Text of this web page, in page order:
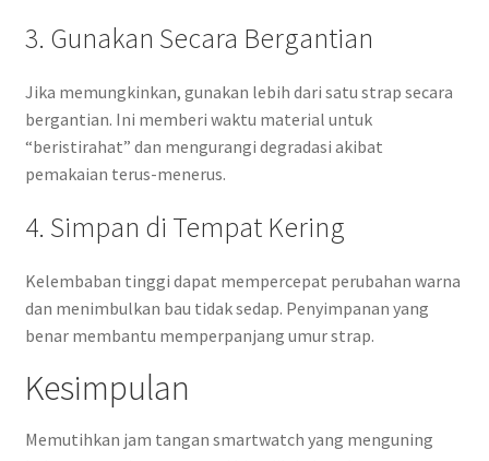
3. Gunakan Secara Bergantian
Jika memungkinkan, gunakan lebih dari satu strap secara
bergantian. Ini memberi waktu material untuk
“beristirahat” dan mengurangi degradasi akibat
pemakaian terus-menerus.
4. Simpan di Tempat Kering
Kelembaban tinggi dapat mempercepat perubahan warna
dan menimbulkan bau tidak sedap. Penyimpanan yang
benar membantu memperpanjang umur strap.
Kesimpulan
Memutihkan jam tangan smartwatch yang menguning